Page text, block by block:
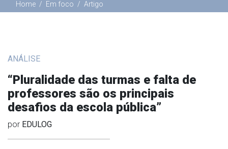
Home Em foco Artigo
ANÁLISE
“Pluralidade das turmas e falta de
professores são os principais
desafios da escola pública”
por EDULOG